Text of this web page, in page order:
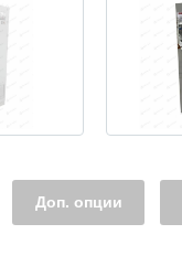
Доп. опции